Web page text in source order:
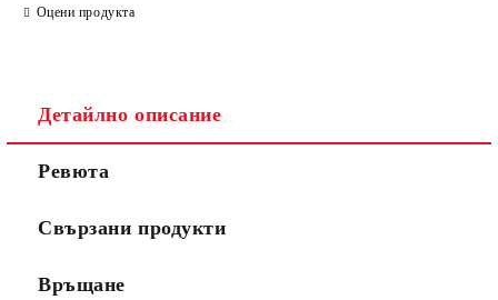
Оцени продукта
Детайлно описание
Ревюта
Свързани продукти
Връщане